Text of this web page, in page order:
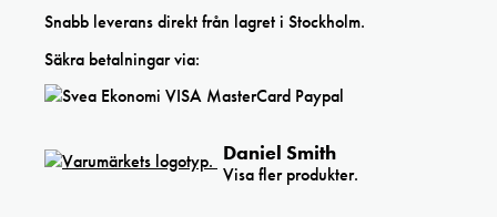
Snabb leverans direkt från lagret i Stockholm.
Säkra betalningar via:
Daniel Smith
Visa fler produkter.